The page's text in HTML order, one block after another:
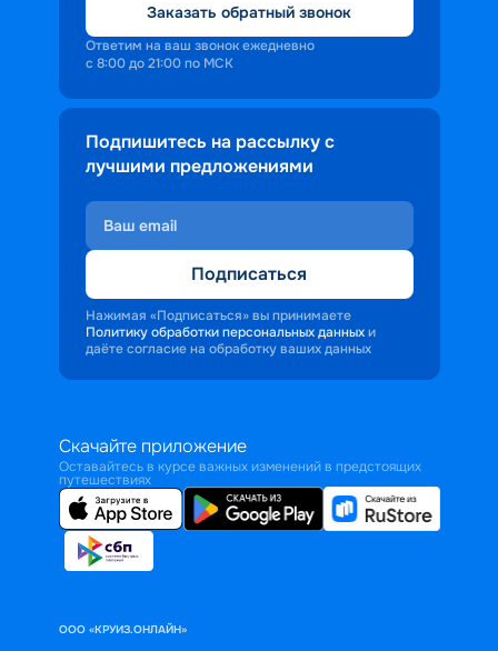
Заказать обратный звонок
Ответим на ваш звонок ежедневно
с 8:00 до 21:00 по МСК
Подпишитесь на рассылку с
лучшими предложениями
Подписаться
Нажимая «Подписаться» вы принимаете
Политику обработки персональных данных и
даёте согласие на обработку ваших данных
Скачайте приложение
Оставайтесь в курсе важных изменений в предстоящих
путешествиях
ООО «КРУИЗ.ОНЛАЙН»